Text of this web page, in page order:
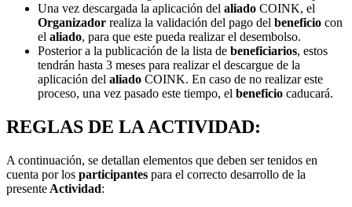
Una vez descargada la aplicación del aliado COINK, el
Organizador realiza la validación del pago del beneficio con
el aliado, para que este pueda realizar el desembolso.
Posterior a la publicación de la lista de beneficiarios, estos
tendrán hasta 3 meses para realizar el descargue de la
aplicación del aliado COINK. En caso de no realizar este
proceso, una vez pasado este tiempo, el beneficio caducará.
REGLAS DE LA ACTIVIDAD:
A continuación, se detallan elementos que deben ser tenidos en
cuenta por los participantes para el correcto desarrollo de la
presente Actividad: